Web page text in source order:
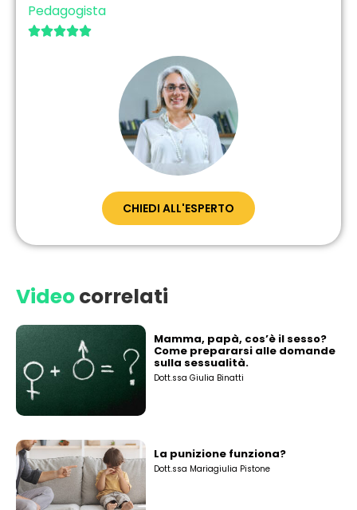
Pedagogista

CHIEDI ALL'ESPERTO
Videocorrelati
Mamma, papà, cos’è il sesso?
Come prepararsi alle domande
sulla sessualità.
Dott.ssa Giulia Binatti
La punizione funziona?
Dott.ssa Mariagiulia Pistone